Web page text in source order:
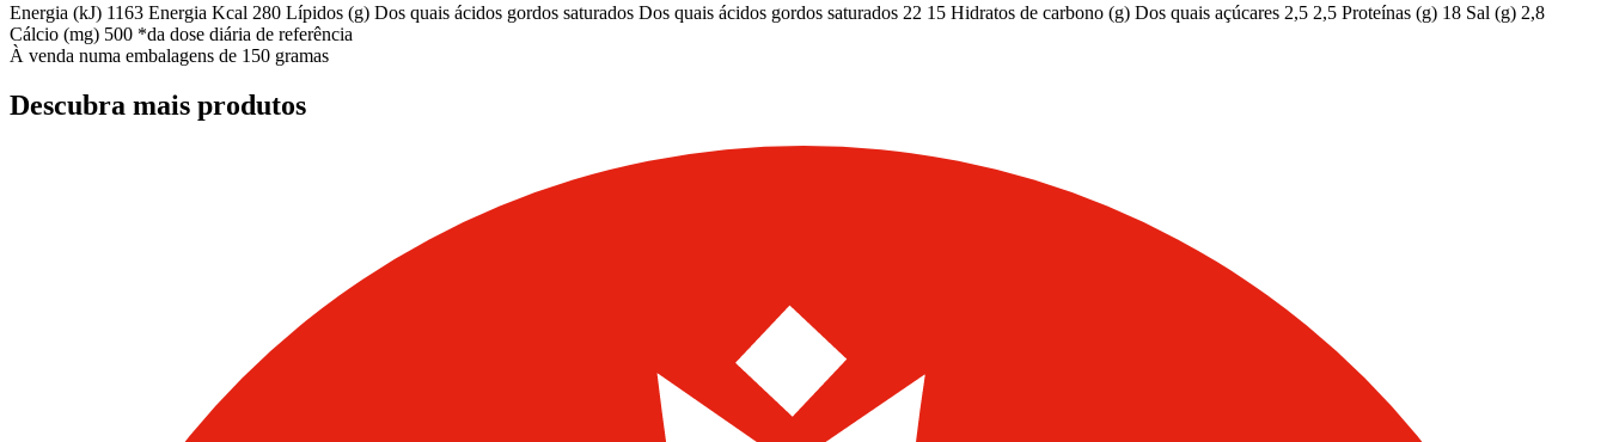
Energia (kJ) 1163 Energia Kcal 280 Lípidos (g) Dos quais ácidos gordos saturados Dos quais ácidos gordos saturados 22 15 Hidratos de carbono (g) Dos quais açúcares 2,5 2,5 Proteínas (g) 18 Sal (g) 2,8
Cálcio (mg) 500 *da dose diária de referência
À venda numa embalagens de 150 gramas
Descubra mais produtos